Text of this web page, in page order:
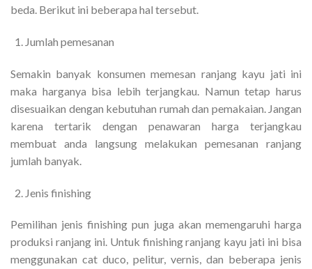
beda. Berikut ini beberapa hal tersebut.
Jumlah pemesanan
Semakin banyak konsumen memesan ranjang kayu jati ini
maka harganya bisa lebih terjangkau. Namun tetap harus
disesuaikan dengan kebutuhan rumah dan pemakaian. Jangan
karena tertarik dengan penawaran harga terjangkau
membuat anda langsung melakukan pemesanan ranjang
jumlah banyak.
Jenis finishing
Pemilihan jenis finishing pun juga akan memengaruhi harga
produksi ranjang ini. Untuk finishing ranjang kayu jati ini bisa
menggunakan cat duco, pelitur, vernis, dan beberapa jenis